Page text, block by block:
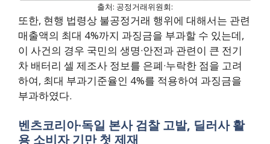
출처: 공정거래위원회:
또한, 현행 법령상 불공정거래 행위에 대해서는 관련
매출액의 최대 4%까지 과징금을 부과할 수 있는데,
이 사건의 경우 국민의 생명·안전과 관련이 큰 전기
차 배터리 셀 제조사 정보를 은폐·누락한 점을 고려
하여, 최대 부과기준율인 4%를 적용하여 과징금을
부과하였다.
벤츠코리아·독일 본사 검찰 고발, 딜러사 활
용 소비자 기만 첫 제재